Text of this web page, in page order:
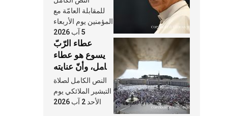
النَّفَس في حياة
الكنيسة
للمقابلة العامّة مع
المؤمنين يوم الأربعاء
5 آب 2026
عطاء الرّبّ
يسوع هو عطاء
شامل، وأنّ عنايته
بنا لا تغيب عنّا
أبدًا
النص الكامل لصلاة
التبشير الملائكي يوم
الأحد 2 آب 2026